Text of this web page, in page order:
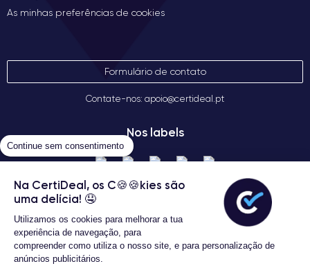
As minhas preferências de cookies
Formulário de contato
Contate-nos: apoio@certideal.pt
Nos labels
Continue sem consentimento
Na CertiDeal, os C🍪🍪kies são
uma delícia! 🤤
Utilizamos os cookies para melhorar a tua
experiência de navegação, para
compreender como utiliza o nosso site, e para personalização de
anúncios publicitários.